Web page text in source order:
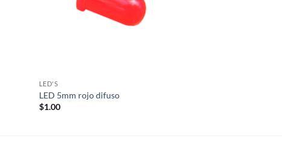
LED'S
LED 5mm rojo difuso
$1.00